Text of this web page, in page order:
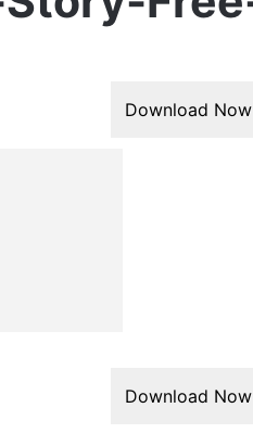
Download Now
Download Now